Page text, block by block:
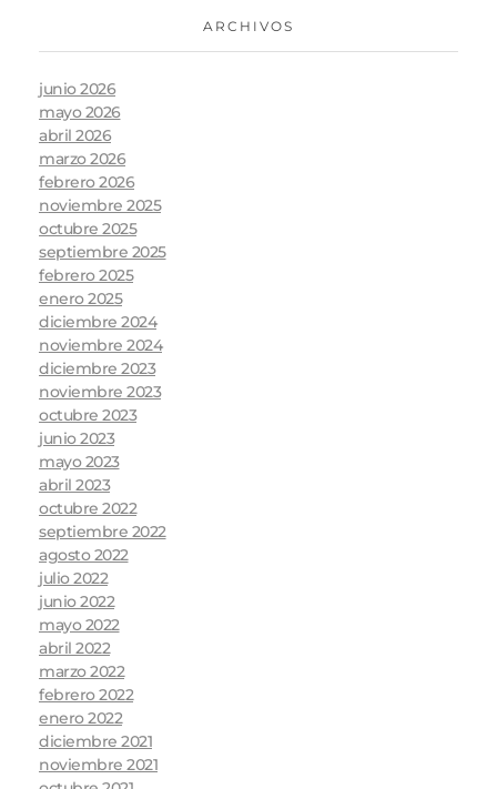
ARCHIVOS
junio 2026
mayo 2026
abril 2026
marzo 2026
febrero 2026
noviembre 2025
octubre 2025
septiembre 2025
febrero 2025
enero 2025
diciembre 2024
noviembre 2024
diciembre 2023
noviembre 2023
octubre 2023
junio 2023
mayo 2023
abril 2023
octubre 2022
septiembre 2022
agosto 2022
julio 2022
junio 2022
mayo 2022
abril 2022
marzo 2022
febrero 2022
enero 2022
diciembre 2021
noviembre 2021